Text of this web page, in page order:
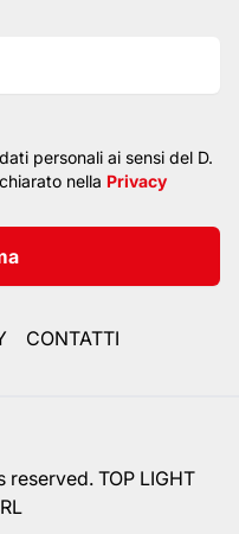
personali ai sensi del D.
nella Privacy
CONTATTI
TOP LIGHT